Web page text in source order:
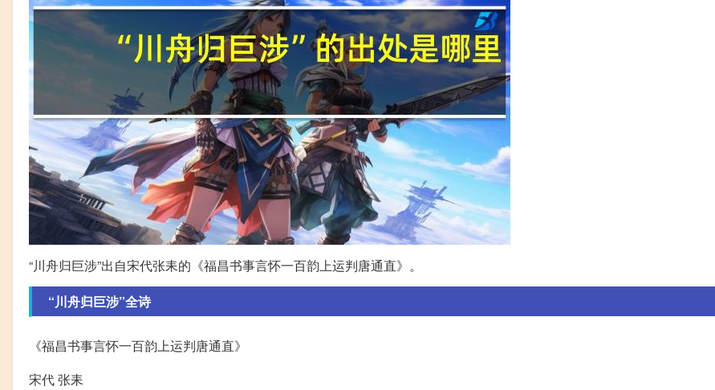
“川舟归巨涉”出自宋代张耒的《福昌书事言怀一百韵上运判唐通直》。
“川舟归巨涉”全诗
《福昌书事言怀一百韵上运判唐通直》
宋代 张耒